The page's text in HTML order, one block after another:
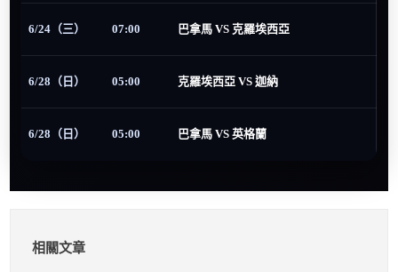
6/24（三） 07:00 巴拿馬 VS 克羅埃西亞
6/28（日） 05:00 克羅埃西亞 VS 迦納
6/28（日） 05:00 巴拿馬 VS 英格蘭
相關文章